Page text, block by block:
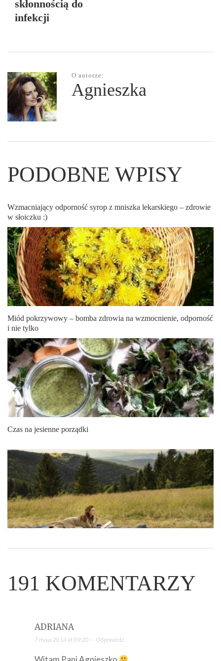
skłonnością do
infekcji
O autorze:
Agnieszka
PODOBNE WPISY
Wzmacniający odporność syrop z mniszka lekarskiego – zdrowie
w słoiczku :)
Miód pokrzywowy – bomba zdrowia na wzmocnienie, odporność
i nie tylko
Czas na jesienne porządki
191 KOMENTARZY
ADRIANA
7 maja 2014 at 09:20 — Odpowiedz